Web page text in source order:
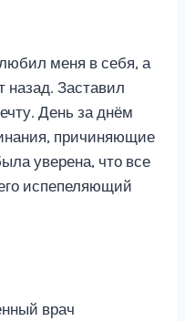
меня в себя, а
назад. Заставил
День за днём
причиняющие
уверена, что все
испепеляющий
врач